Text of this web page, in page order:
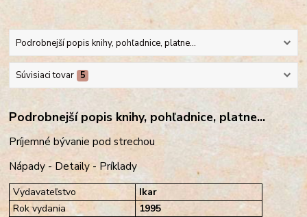
Podrobnejší popis knihy, pohľadnice, platne...
Súvisiaci tovar 5
Podrobnejší popis knihy, pohľadnice, platne...
Príjemné bývanie pod strechou
Nápady - Detaily - Príklady
Vydavateľstvo
Ikar
Rok vydania
1995